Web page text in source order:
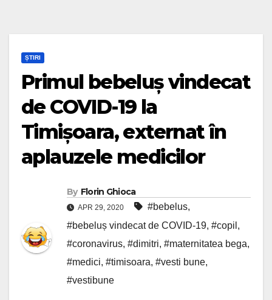
ȘTIRI
Primul bebeluș vindecat
de COVID-19 la
Timișoara, externat în
aplauzele medicilor
By Florin Ghioca
APR 29, 2020 #bebelus,
#bebeluș vindecat de COVID-19, #copil ,
#coronavirus, #dimitri, #maternitatea bega,
#medici, #timisoara, #vesti bune,
#vestibune